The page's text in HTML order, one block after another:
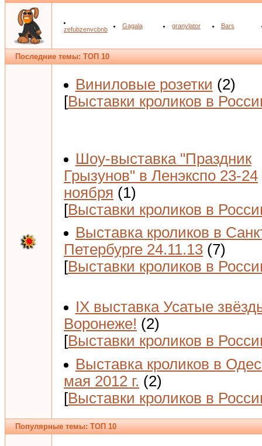
zefubzenvcbnb Gagala granylator Bars
Последние темы: ТОП 10
Виниловые розетки (2)
[Выставки кроликов в
Шоу-выставка "Праздник
Грызунов" в Ленэкспо 23-24
ноября (1)
[Выставки кроликов в
Выставка кроликов в
Петербурге 24.11.13 (7)
[Выставки кроликов в
IX выставка Усатые
Воронеже! (2)
[Выставки кроликов в
Выставка кроликов в
мая 2012 г. (2)
[Выставки кроликов в
Популярные темы: ТОП 10